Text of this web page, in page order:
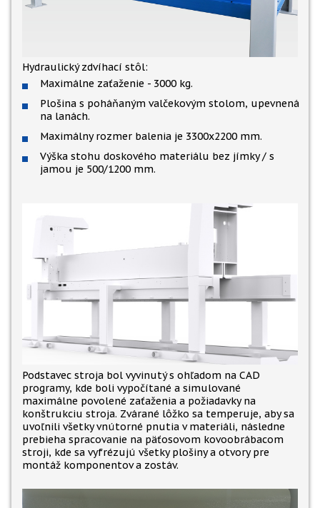
Hydraulický zdvíhací stôl:
Maximálne zaťaženie - 3000 kg.
Plošina s poháňaným valčekovým stolom, upevnená
na lanách.
Maximálny rozmer balenia je 3300x2200 mm.
Výška stohu doskového materiálu bez jímky / s
jamou je 500/1200 mm.
Podstavec stroja bol vyvinutýs ohľadom na CAD
programy, kde boli vypočítané a simulované
maximálne povolené zaťaženia a požiadavky na
konštrukciu stroja. Zvárané lôžko sa temperuje, aby sa
uvoľnili všetky vnútorné pnutia v materiáli, následne
prebieha spracovanie na päťosovom kovoobrábacom
stroji, kde sa vyfrézujú všetky plošiny a otvory pre
montáž komponentov a zostáv.